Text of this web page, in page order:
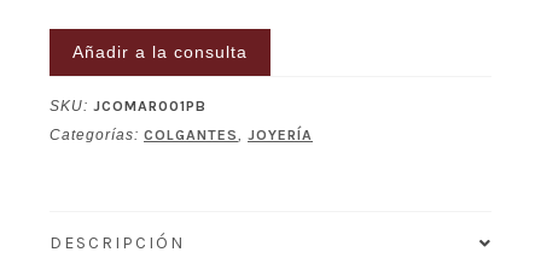
Añadir a la consulta
SKU: JCOMAR001PB
Categorías: COLGANTES, JOYERÍA
DESCRIPCIÓN